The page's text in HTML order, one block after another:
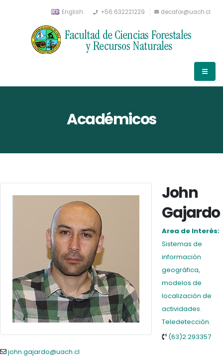
English +56 632221229 decafor@uach.cl
Académicos
John
Gajardo
Area de Interés:
Sistemas de
información
geográfica,
modelos de
localización de
actividades.
Teledetección.
(63)2 293357
john.gajardo@uach.cl